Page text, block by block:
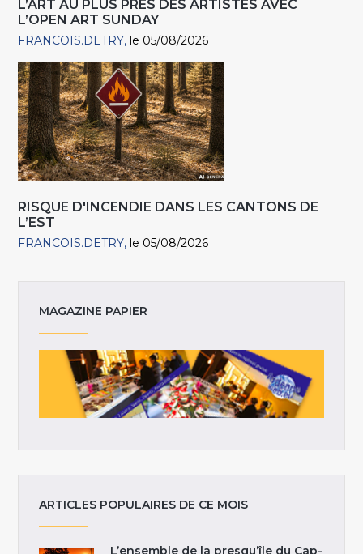
L’ART AU PLUS PRÈS DES ARTISTES AVEC
L’OPEN ART SUNDAY
FRANCOIS.DETRY le 05/08/2026
RISQUE D'INCENDIE DANS LES CANTONS DE
L’EST
FRANCOIS.DETRY le 05/08/2026
MAGAZINE PAPIER
ARTICLES POPULAIRES DE CE MOIS
L’ensemble de la presqu’île du Cap-